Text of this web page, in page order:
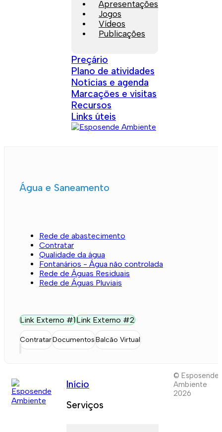
Apresentações
Jogos
Vídeos
Publicações
Preçário
Plano de atividades
Notícias e agenda
Marcações e visitas
Recursos
Links úteis
Água e Saneamento
Rede de abastecimento
Contratar
Qualidade da água
Fontanários - Água não controlada
Rede de Águas Residuais
Rede de Águas Pluviais
Link Externo #1Link Externo #2
ContratarDocumentosBalcão Virtual
Início
Serviços
© Esposende
Ambiente
2026